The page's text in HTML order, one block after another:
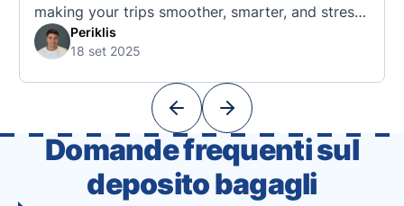
making your trips smoother, smarter, and stress-
free. 🧭 What Makes the Tourist App Unique?
Unlike standard travel apps, Tourist combines
With Tourist, your trip planning becomes as
Periklis
18 set 2025
Domande frequenti sul
deposito bagagli